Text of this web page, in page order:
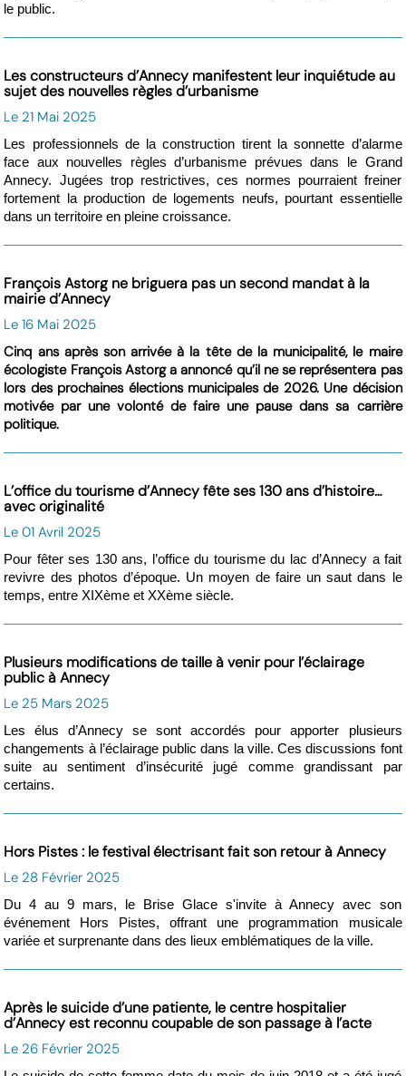
le public.
Les constructeurs d’Annecy manifestent leur inquiétude au
sujet des nouvelles règles d’urbanisme
Le 21 Mai 2025
Les professionnels de la construction tirent la sonnette d’alarme
face aux nouvelles règles d’urbanisme prévues dans le Grand
Annecy. Jugées trop restrictives, ces normes pourraient freiner
fortement la production de logements neufs, pourtant essentielle
dans un territoire en pleine croissance.
François Astorg ne briguera pas un second mandat à la
mairie d’Annecy
Le 16 Mai 2025
Cinq ans après son arrivée à la tête de la municipalité, le maire
écologiste François Astorg a annoncé qu’il ne se représentera pas
lors des prochaines élections municipales de 2026. Une décision
motivée par une volonté de faire une pause dans sa carrière
politique.
L’office du tourisme d’Annecy fête ses 130 ans d’histoire…
avec originalité
Le 01 Avril 2025
Pour fêter ses 130 ans, l’office du tourisme du lac d’Annecy a fait
revivre des photos d’époque. Un moyen de faire un saut dans le
temps, entre XIXème et XXème siècle.
Plusieurs modifications de taille à venir pour l’éclairage
public à Annecy
Le 25 Mars 2025
Les élus d’Annecy se sont accordés pour apporter plusieurs
changements à l’éclairage public dans la ville. Ces discussions font
suite au sentiment d’insécurité jugé comme grandissant par
certains.
Hors Pistes : le festival électrisant fait son retour à Annecy
Le 28 Février 2025
Du 4 au 9 mars, le Brise Glace s'invite à Annecy avec son
événement Hors Pistes, offrant une programmation musicale
variée et surprenante dans des lieux emblématiques de la ville.
Après le suicide d’une patiente, le centre hospitalier
d’Annecy est reconnu coupable de son passage à l’acte
Le 26 Février 2025